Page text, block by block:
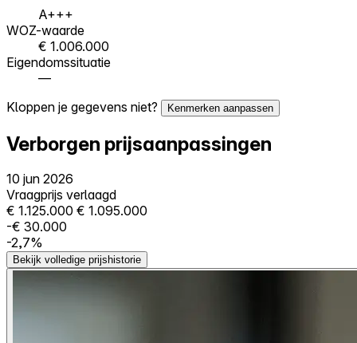
A+++
WOZ-waarde
€ 1.006.000
Eigendomssituatie
—
Kloppen je gegevens niet?
Kenmerken aanpassen
Verborgen prijsaanpassingen
10 jun 2026
Vraagprijs verlaagd
€ 1.125.000 € 1.095.000
-€ 30.000
-2,7%
Bekijk volledige prijshistorie